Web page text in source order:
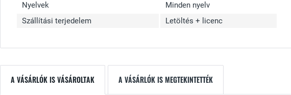
Nyelvek
Minden nyelv
Szállítási terjedelem
Letöltés + licenc
A VÁSÁRLÓK IS VÁSÁROLTAK A VÁSÁRLÓK IS MEGTEKINTETTÉK